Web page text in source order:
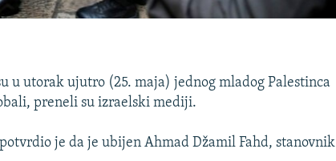
u utorak ujutro (25. maja) jednog mladog Palestinca
preneli su izraelski mediji.
je da je ubijen Ahmad Džamil Fahd, stanovnik